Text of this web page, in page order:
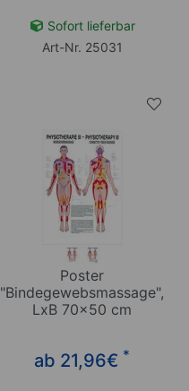
Sofort lieferbar
Art-Nr. 25031
Poster
"Bindegewebsmassage",
LxB 70x50 cm
ab 21,96€ *